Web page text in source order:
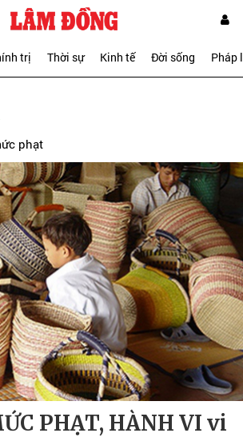
trị Thời sự Kinh tế Đời sống Pháp
phạt
PHẠT, HÀNH VI vi